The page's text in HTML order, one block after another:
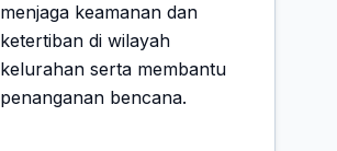
menjaga keamanan dan
ketertiban di wilayah
kelurahan serta membantu
penanganan bencana.